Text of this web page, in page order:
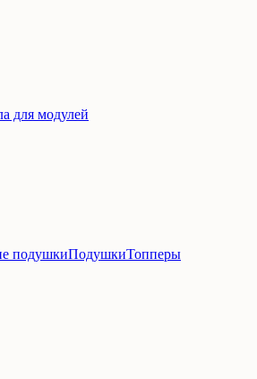
для модулей
подушкиПодушкиТопперы